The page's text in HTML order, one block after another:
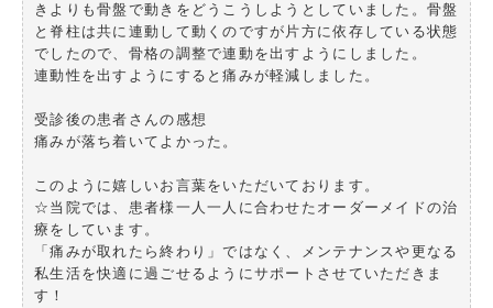
きよりも骨盤で動きをどうこうしようとしていました。骨盤
と脊柱は共に連動して動くのですが片方に依存している状態
でしたので、骨格の調整で連動を出すようにしました。
連動性を出すようにすると痛みが軽減しました。
受診後の患者さんの感想
痛みが落ち着いてよかった。
このように嬉しいお言葉をいただいております。
☆当院では、患者様一人一人に合わせたオーダーメイドの治
療をしています。
「痛みが取れたら終わり」ではなく、メンテナンスや更なる
私生活を快適に過ごせるようにサポートさせていただきま
す！